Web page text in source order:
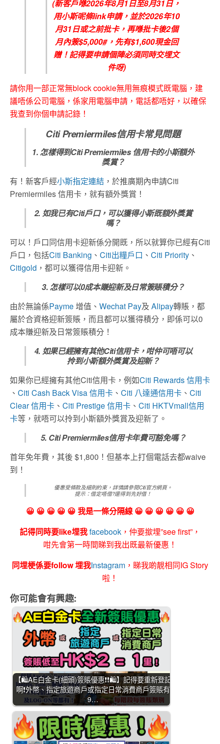
(新客戶喺2026年8月1日至8月31日，
用小斯呢條link申請，並於2026年10
月31日或之前批卡，再喺批卡後2個
月內簽$5,000#，先有$1,600現金回
贈！記得要申請個陣必須同時交埋文
件呀)
請你用一部正常無block cookie無用無痕模式既電腦，建
議唔係公司電腦，係家用電腦申請，電話都唔好，以確保
我查到你個申請記錄！
Citi Premiermiles信用卡常見問題
1. 怎樣得到Citi Premiermiles 信用卡的小斯額外
獎賞？
有！新客戶經小斯指定連結 ，於推廣期內申請Citi
Premiermiles 信用卡，就有額外獎賞！
2. 如我已有Citi戶口，可以獲得小斯既額外獎賞
嗎？
可以！戶口同信用卡迎新係分開既，所以就算你已經有Citi
戶口，包括Citi Banking 、 Citi出糧戶口 、 Citi Priority 、
Citigold ，都可以獲得信用卡迎新。
3. 怎樣可以0成本賺迎新及日常簽賬積分？
由於無論係Payme增值、 Wechat Pay及 Alipay轉賬，都
屬於合資格迎新簽賬，而且都可以獲得積分，即係可以0
成本賺迎新及日常簽賬積分！
4. 如果已經擁有其他Citi信用卡，咁仲可唔可以
拎到小斯額外獎賞及迎新？
如果你已經擁有其他Citi信用卡，例如Citi Rewards 信用卡
、 Citi Cash Back Visa 信用卡 、 Citi 八達通信用卡 、 Citi
Clear 信用卡 、 Citi Prestige 信用卡 、 Citi HKTVmall信用
卡等，就唔可以拎到小斯額外獎賞及迎新了。
5. Citi Premiermiles信用卡年費可豁免嗎？
首年免年費，其後 $1,800！但基本上打個電話去都waive
到！
優惠受條款及細則約束，詳情請參閱Citi官方網頁。
提示：借定唔借?還得到先好借！
😀 😀 😀 😀 😀 我是一條分隔線 😀 😀 😀 😀 😀 😀
記得同時要like埋我facebook ，仲要撳埋”see first”，
咁先會第一時間睇到我出既最新優惠！
同埋梗係要follow 埋我Instagram ，睇我啲靚相同IG Story
啦！
你可能會有興趣:
【🛍️AE白金卡(細頭)簽賬優惠❗❗🛍️】記得要重新登記
啊❗外幣、指定旅遊商戶或指定日常消費商戶簽賬有
9…